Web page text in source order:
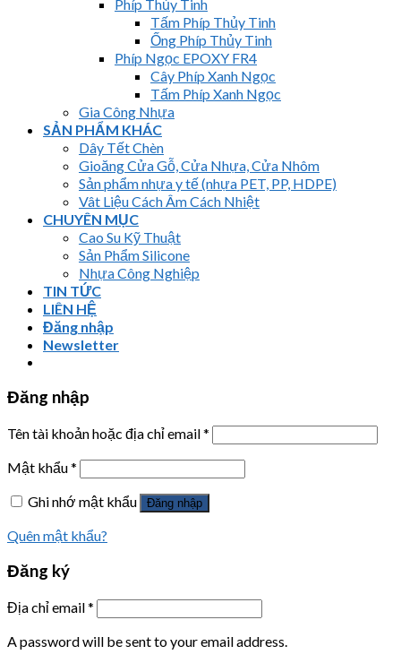
Phíp Thủy Tinh
Tấm Phíp Thủy Tinh
Ống Phíp Thủy Tinh
Phíp Ngọc EPOXY FR4
Cây Phíp Xanh Ngọc
Tấm Phíp Xanh Ngọc
Gia Công Nhựa
SẢN PHẨM KHÁC
Dây Tết Chèn
Gioăng Cửa Gỗ, Cửa Nhựa, Cửa Nhôm
Sản phẩm nhựa y tế (nhựa PET, PP, HDPE)
Vât Liệu Cách Âm Cách Nhiệt
CHUYÊN MỤC
Cao Su Kỹ Thuật
Sản Phẩm Silicone
Nhựa Công Nghiệp
TIN TỨC
LIÊN HỆ
Đăng nhập
Newsletter
Đăng nhập
Tên tài khoản hoặc địa chỉ email*
Mật khẩu*
Ghi nhớ mật khẩu
Đăng nhập
Quên mật khẩu?
Đăng ký
Địa chỉ email*
A password will be sent to your email address.